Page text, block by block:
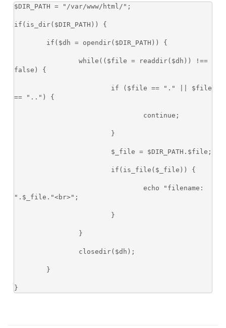
$DIR_PATH = "/var/www/html/";
if(is_dir($DIR_PATH)) {
false) {
== "..") {
".$_file."<br>";
}